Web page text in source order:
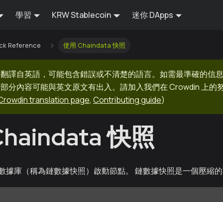
學習 KRW Stablecoin 迷你 DApps
Reference 使用 Chaindata 快照
譯自英語，可能包含錯誤或不清楚的語言。如需最準確的信
分內容可能與英文原文有出入。請加入我們在 Crowdin 上的
translation page, Contributing guide)
快照
據庫（稱為鏈數據快照）啟動節點。 鏈數據快照是一個壓縮